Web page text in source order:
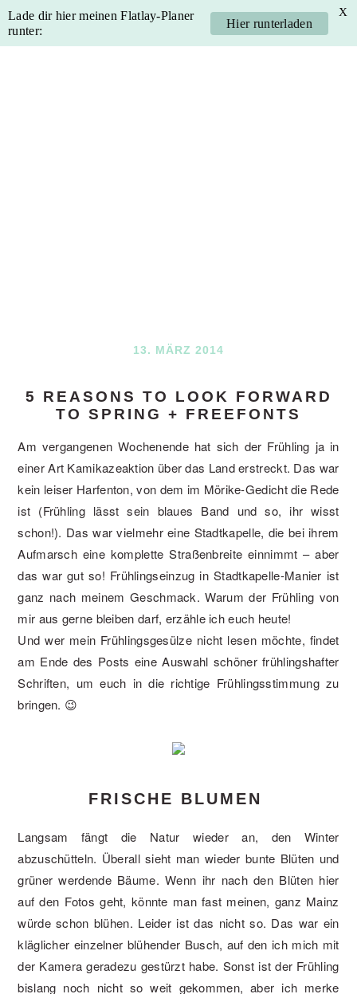
Skip
Skip
Skip
Skip
13. MÄRZ 2014
5 REASONS TO LOOK FORWARD
TO SPRING + FREEFONTS
Am vergangenen Wochenende hat sich der Frühling ja in
einer Art Kamikazeaktion über das Land erstreckt. Das war
kein leiser Harfenton, von dem im Mörike-Gedicht die Rede
ist (Frühling lässt sein blaues Band und so, ihr wisst
schon!). Das war vielmehr eine Stadtkapelle, die bei ihrem
Aufmarsch eine komplette Straßenbreite einnimmt – aber
das war gut so! Frühlingseinzug in Stadtkapelle-Manier ist
ganz nach meinem Geschmack. Warum der Frühling von
mir aus gerne bleiben darf, erzähle ich euch heute!
Und wer mein Frühlingsgesülze nicht lesen möchte, findet
am Ende des Posts eine Auswahl schöner frühlingshafter
Schriften, um euch in die richtige Frühlingsstimmung zu
bringen. 😉
FRISCHE BLUMEN
Langsam fängt die Natur wieder an, den Winter
abzuschütteln. Überall sieht man wieder bunte Blüten und
grüner werdende Bäume. Wenn ihr nach den Blüten hier
auf den Fotos geht, könnte man fast meinen, ganz Mainz
würde schon blühen. Leider ist das nicht so. Das war ein
kläglicher einzelner blühender Busch, auf den ich mich mit
der Kamera geradezu gestürzt habe. Sonst ist der Frühling
bislang noch nicht so weit gekommen, aber ich merke
Lade dir hier meinen Flatlay-Planer
runter:
Hier runterladen
X